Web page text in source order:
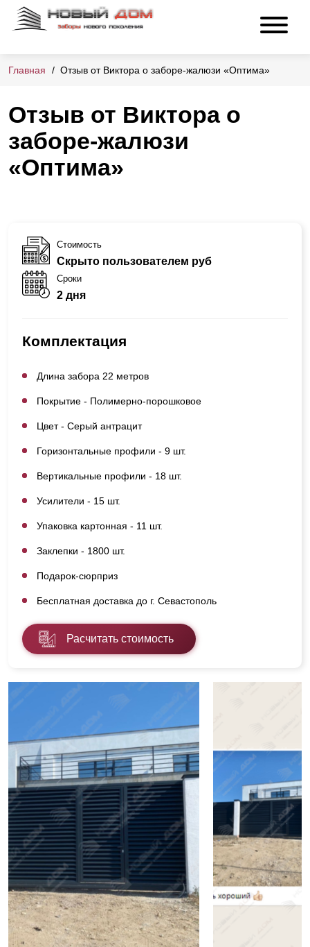
Главная Отзыв от Виктора о заборе-жалюзи «Оптима»
Отзыв от Виктора о
заборе-жалюзи
«Оптима»
Стоимость
Скрыто пользователем руб
Сроки
2 дня
Комплектация
Длина забора 22 метров
Покрытие - Полимерно-порошковое
Цвет - Серый антрацит
Горизонтальные профили - 9 шт.
Вертикальные профили - 18 шт.
Усилители - 15 шт.
Упаковка картонная - 11 шт.
Заклепки - 1800 шт.
Подарок-сюрприз
Бесплатная доставка до г. Севастополь
Расчитать стоимость